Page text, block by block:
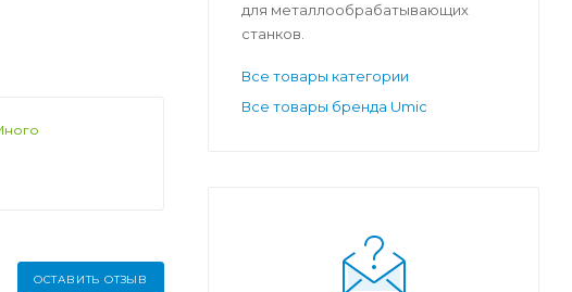
ОСТАВИТЬ ОТЗЫВ
для металлообрабатывающих
станков.
Все товары категории
Все товары бренда Umic